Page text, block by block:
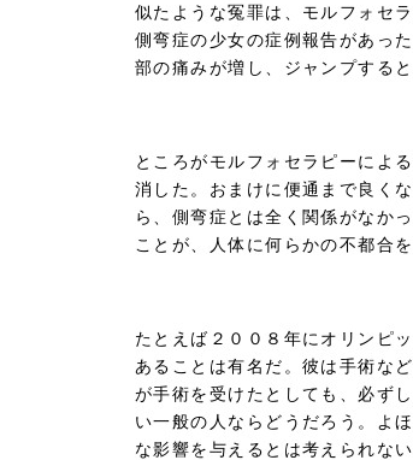
似たような冤罪は、モルフォセ
側弯症の少女の症例報告があっ
部の痛みが増し、ジャンプする
ところがモルフォセラピーによ
消した。おまけに便通まで良く
ら、側弯症とは全く関係がなか
ことが、人体に何らかの不都合
たとえば２００８年にオリンピ
あることは有名だ。彼は手術な
が手術を受けたとしても、必ず
い一般の人ならどうだろう。よ
な影響を与えるとは考えられない